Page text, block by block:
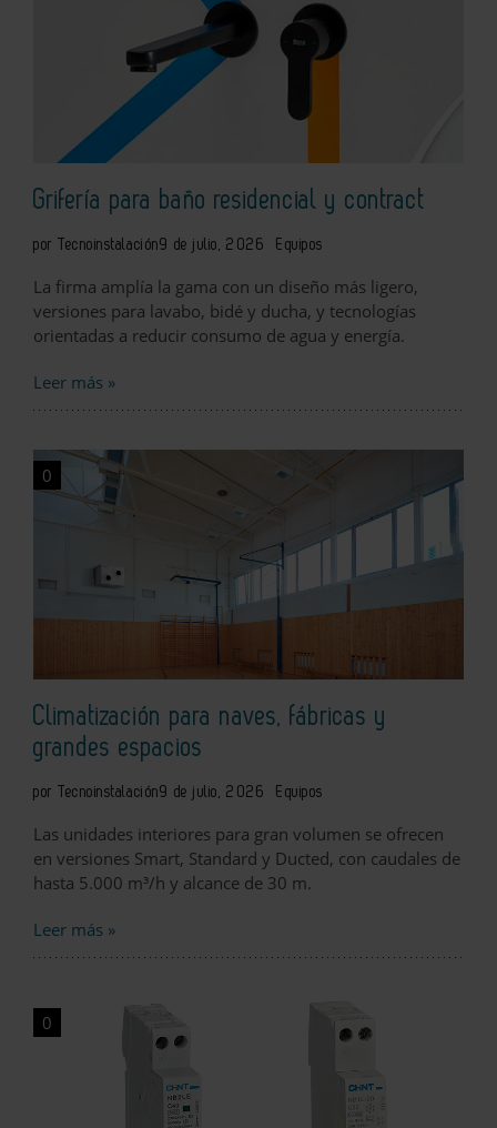
Grifería para baño residencial y contract
por Tecnoinstalación9 de julio, 2026 Equipos
La firma amplía la gama con un diseño más ligero,
versiones para lavabo, bidé y ducha, y tecnologías
orientadas a reducir consumo de agua y energía.
Leer más »
0
Climatización para naves, fábricas y
grandes espacios
por Tecnoinstalación9 de julio, 2026 Equipos
Las unidades interiores para gran volumen se ofrecen
en versiones Smart, Standard y Ducted, con caudales de
hasta 5.000 m³/h y alcance de 30 m.
Leer más »
0